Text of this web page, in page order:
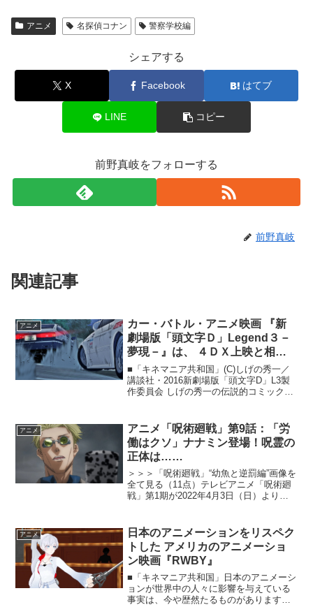
アニメ 名探偵コナン 警察学校編
シェアする
X Facebook はてブ
LINE コピー
前野真岐をフォローする
前野真岐
関連記事
アニメ
カー・バトル・アニメ映画 『新
劇場版「頭文字Ｄ」Legend３－
夢現－』は、 ４ＤＸ上映と相性
がいい！
■「キネマニア共和国」(C)しげの秀一／
講談社・2016新劇場版「頭文字D」L3製
作委員会 しげの秀一の伝説的コミックを
Ｄ』３部作の完結編『Legend3―夢現
―』が完...
アニメ
アニメ「呪術廻戦」第9話：「労
働はクソ」ナナミン登場！呪霊の
正体は……
＞＞＞「呪術廻戦」“幼魚と逆罰編”画像を
全て見る（11点）テレビアニメ「呪術廻
戦」第1期が2022年4月3日（日）より放
の放送が予定されている。本記事では、
第...
アニメ
日本のアニメーションをリスペク
トした アメリカのアニメーショ
ン映画『RWBY』
■「キネマニア共和国」日本のアニメーシ
ョンが世界中の人々に影響を与えている
事実は、今や歴然たるものがあります